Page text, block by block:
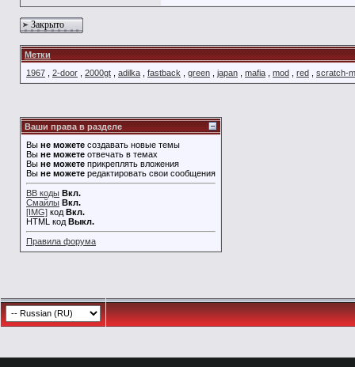
Закрыто
Метки
1967
2-door 2000gt adilka fastback green japan mafia mod red scratch-
Ваши права в разделе
Вы не можете создавать новые темы
Вы не можете отвечать в темах
Вы не можете прикреплять вложения
Вы не можете редактировать свои сообщения
BB коды Вкл.
Смайлы Вкл.
[IMG] код Вкл.
HTML код Выкл.
Правила форума